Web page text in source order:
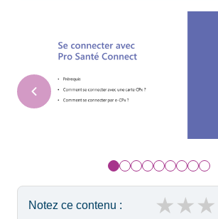
Notez ce contenu : ★
★
★